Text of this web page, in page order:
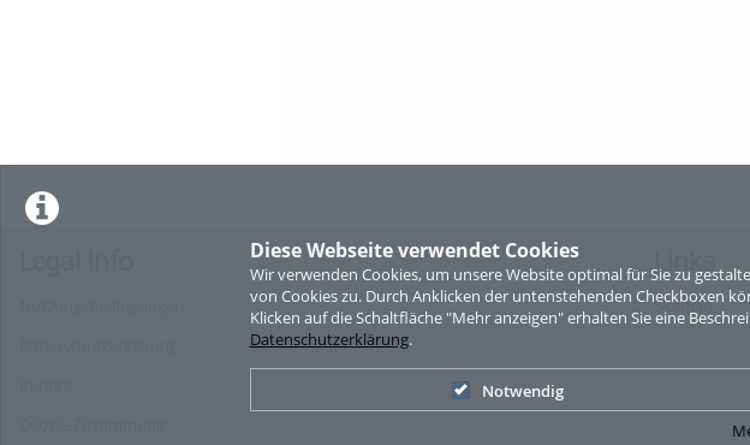
Diese Webseite verwendet Cookies
Wir verwenden Cookies, um unsere Website optimal für Sie zu
von Cookies zu. Durch Anklicken der untenstehenden Checkboxen
Klicken auf die Schaltfläche "Mehr anzeigen" erhalten Sie eine
Datenschutzerklärung.
Notwendig
Links
Sitemap